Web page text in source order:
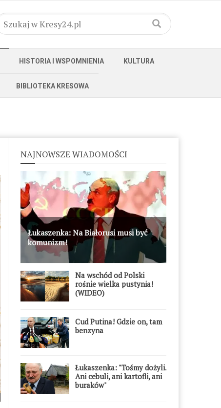
HISTORIA I WSPOMNIENIA KULTURA
BIBLIOTEKA KRESOWA
NAJNOWSZE WIADOMOŚCI
Łukaszenka: Na Białorusi musi być
komunizm!
Na wschód od Polski
rośnie wielka pustynia!
(WIDEO)
Cud Putina! Gdzie on, tam
benzyna
Łukaszenka: "Tośmy dożyli.
Ani cebuli, ani kartofli, ani
buraków"